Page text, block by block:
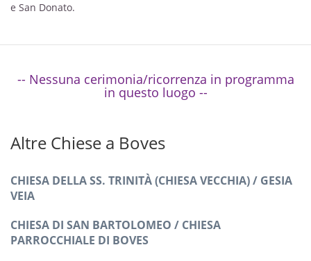
e San Donato.
Altre Chiese a Boves
CHIESA DELLA SS. TRINITÀ (CHIESA VECCHIA) / GESIA
VEIA
CHIESA DI SAN BARTOLOMEO / CHIESA
PARROCCHIALE DI BOVES
-- Nessuna cerimonia/ricorrenza in programma
in questo luogo --